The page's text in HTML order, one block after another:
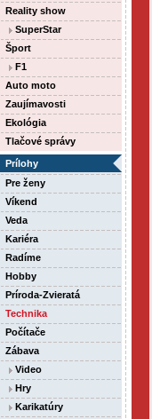
Reality show
SuperStar
Šport
F1
Auto moto
Zaujímavosti
Ekológia
Tlačové správy
Prílohy
Pre ženy
Víkend
Veda
Kariéra
Radíme
Hobby
Príroda-Zvieratá
Technika
Počítače
Zábava
Video
Hry
Karikatúry